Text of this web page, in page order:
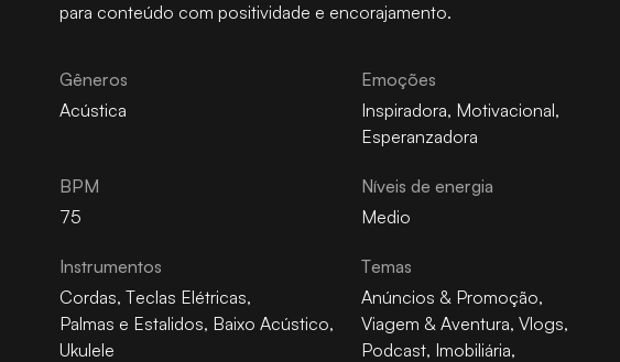
para conteúdo com positividade e encorajamento.
Gêneros
Acústica
Emoções
Inspiradora, Motivacional,
Esperanzadora
BPM
75
Níveis de energia
Medio
Instrumentos
Cordas, Teclas Elétricas,
Palmas e Estalidos, Baixo Acústico,
Ukulele
Temas
Anúncios & Promoção,
Viagem & Aventura,Vlogs,
Podcast, Imobiliária,